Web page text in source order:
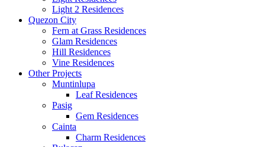
Light 2 Residences
Quezon City
Fern at Grass Residences
Glam Residences
Hill Residences
Vine Residences
Other Projects
Muntinlupa
Leaf Residences
Pasig
Gem Residences
Cainta
Charm Residences